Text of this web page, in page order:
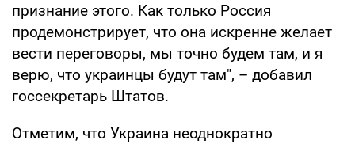
признание этого. Как только Россия
продемонстрирует, что она искренне желает
вести переговоры, мы точно будем там, и я
верю, что украинцы будут там", – добавил
госсекретарь Штатов.
Отметим, что Украина неоднократно